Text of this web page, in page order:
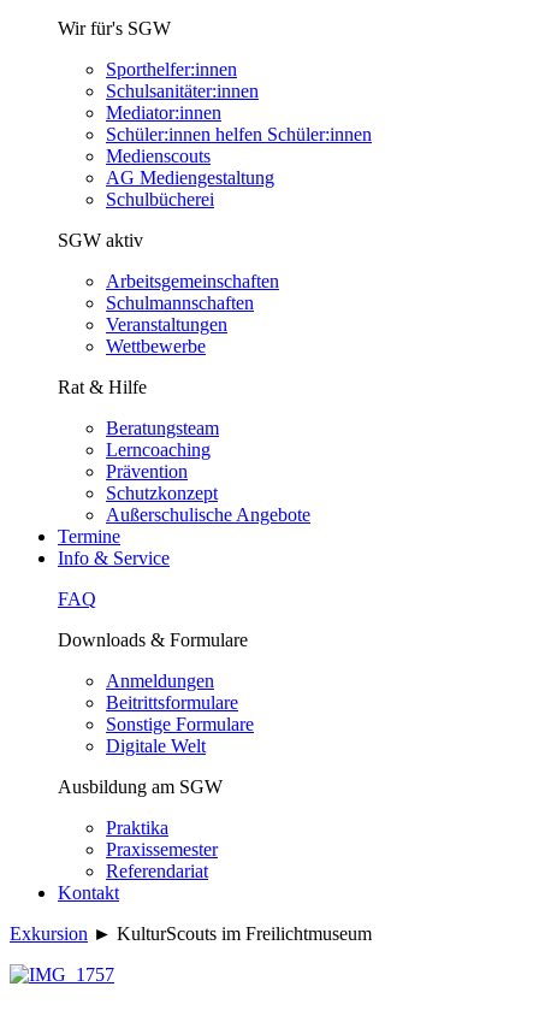
Wir für's SGW
Sporthelfer:innen
Schulsanitäter:innen
Mediator:innen
Schüler:innen helfen Schüler:innen
Medienscouts
AG Mediengestaltung
Schulbücherei
SGW aktiv
Arbeitsgemeinschaften
Schulmannschaften
Veranstaltungen
Wettbewerbe
Rat & Hilfe
Beratungsteam
Lerncoaching
Prävention
Schutzkonzept
Außerschulische Angebote
Termine
Info & Service
FAQ
Downloads & Formulare
Anmeldungen
Beitrittsformulare
Sonstige Formulare
Digitale Welt
Ausbildung am SGW
Praktika
Praxissemester
Referendariat
Kontakt
Exkursion ► KulturScouts im Freilichtmuseum